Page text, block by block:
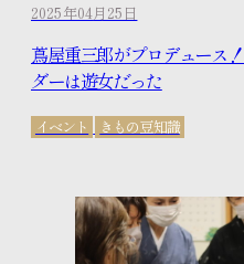
2025年04月25日
蔦屋重三郎がプロデュース
ダーは遊女だった
イベント きもの豆知識